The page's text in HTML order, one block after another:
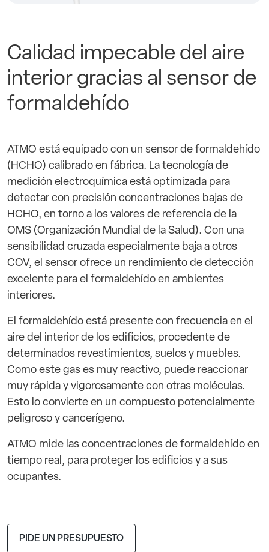
Calidad impecable del aire
interior gracias al sensor de
formaldehído
ATMO está equipado con un sensor de formaldehído
(HCHO) calibrado en fábrica. La tecnología de
medición electroquímica está optimizada para
detectar con precisión concentraciones bajas de
HCHO, en torno a los valores de referencia de la
OMS (Organización Mundial de la Salud). Con una
sensibilidad cruzada especialmente baja a otros
COV, el sensor ofrece un rendimiento de detección
excelente para el formaldehído en ambientes
interiores.
El formaldehído está presente con frecuencia en el
aire del interior de los edificios, procedente de
determinados revestimientos, suelos y muebles.
Como este gas es muy reactivo, puede reaccionar
muy rápida y vigorosamente con otras moléculas.
Esto lo convierte en un compuesto potencialmente
peligroso y cancerígeno.
ATMO mide las concentraciones de formaldehído en
tiempo real, para proteger los edificios y a sus
ocupantes.
PIDE UN PRESUPUESTO